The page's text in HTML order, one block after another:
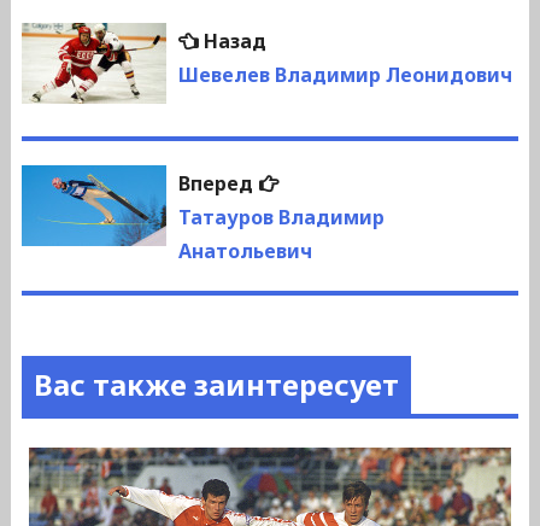
Навигация
по
записям
НазадПредыдущая
запись:
Шевелев Владимир Леонидович
Вперед
Следующая
запись:
Татауров Владимир
Анатольевич
Вас также заинтересует